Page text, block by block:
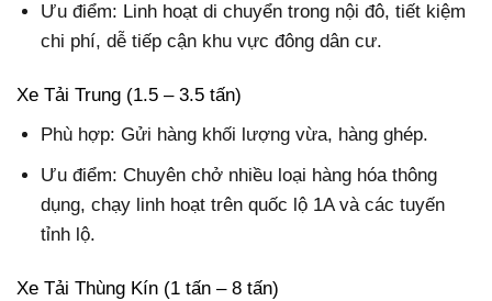
Ưu điểm: Linh hoạt di chuyển trong nội đô, tiết kiệm
chi phí, dễ tiếp cận khu vực đông dân cư.
Xe Tải Trung (1.5 – 3.5 tấn)
Phù hợp: Gửi hàng khối lượng vừa, hàng ghép.
Ưu điểm: Chuyên chở nhiều loại hàng hóa thông
dụng, chạy linh hoạt trên quốc lộ 1A và các tuyến
tỉnh lộ.
Xe Tải Thùng Kín (1 tấn – 8 tấn)